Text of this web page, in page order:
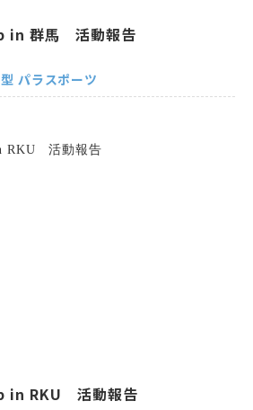
in 群馬 活動報告
パラスポーツ
in RKU 活動報告